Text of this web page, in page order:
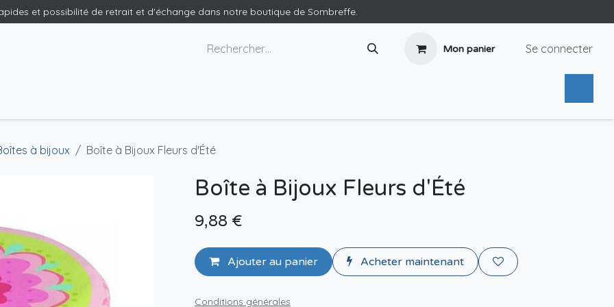
et possibilité de retrait et d'échange dans notre boutique de Sombreffe.
Mon panier Se connecter
à bijoux Boîte à Bijoux Fleurs d'Été
Boîte à Bijoux Fleurs d'Été
9,88 €
Ajouter au panier Acheter maintenant
Conditions générales